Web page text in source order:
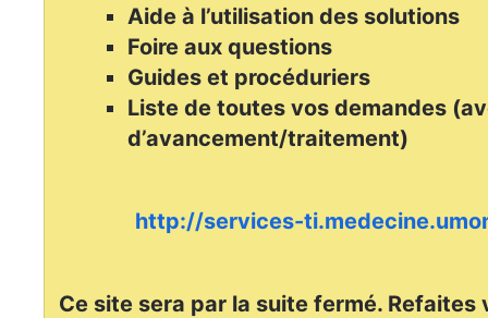
Aide à l’utilisation des solutions
Foire aux questions
Guides et procéduriers
Liste de toutes vos demandes
d’avancement/traitement)
http://services-
Ce site sera par la suite fermé. Refaites